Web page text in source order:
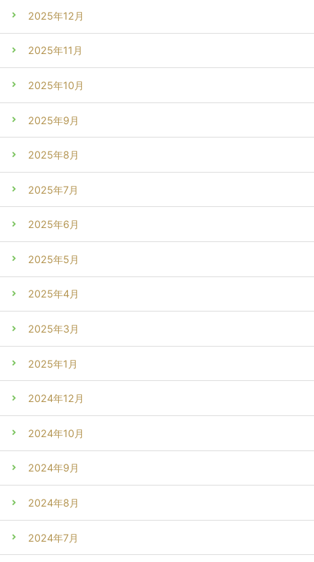
2025年12月
2025年11月
2025年10月
2025年9月
2025年8月
2025年7月
2025年6月
2025年5月
2025年4月
2025年3月
2025年1月
2024年12月
2024年10月
2024年9月
2024年8月
2024年7月